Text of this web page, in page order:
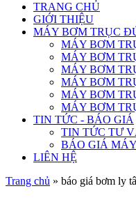
TRANG CHỦ
GIỚI THIỆU
MÁY BƠM TRỤC
MÁY BƠM
MÁY BƠM
MÁY BƠM
MÁY BƠM
MÁY BƠM
MÁY BƠM
TIN TỨC - BÁO GIÁ
TIN TỨC TƯ
BÁO GIÁ
LIÊN HỆ
Trang chủ » báo giá bơm ly